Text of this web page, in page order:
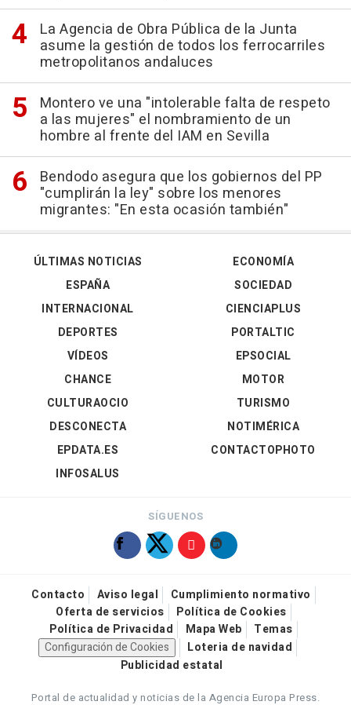
La Agencia de Obra Pública de la Junta
asume la gestión de todos los ferrocarriles
metropolitanos andaluces
Montero ve una "intolerable falta de respeto
a las mujeres" el nombramiento de un
hombre al frente del IAM en Sevilla
Bendodo asegura que los gobiernos del PP
"cumplirán la ley" sobre los menores
migrantes: "En esta ocasión también"
ÚLTIMAS NOTICIAS
ESPAÑA
INTERNACIONAL
DEPORTES
VÍDEOS
ECONOMÍA
SOCIEDAD
CIENCIAPLUS
PORTALTIC
EPSOCIAL
CHANCE
CULTURAOCIO
DESCONECTA
EPDATA.ES
INFOSALUS
MOTOR
TURISMO
NOTIMÉRICA
CONTACTOPHOTO
SÍGUENOS
Contacto Aviso legal
Cumplimiento normativo
Oferta de servicios
Política de Cookies
Política de Privacidad
Mapa Web
Temas
Configuración de Cookies
Loteria de navidad
Publicidad estatal
Portal de actualidad y noticias de la Agencia Europa Press.